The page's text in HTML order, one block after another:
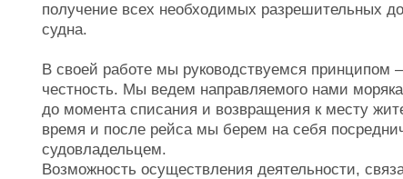
получение всех необходимых разрешительных
судна.
В своей работе мы руководствуемся принципом –
честность. Мы ведем направляемого нами
до момента списания и возвращения к месту
время и после рейса мы берем на себя
судовладельцем.
Возможность осуществления деятельности,